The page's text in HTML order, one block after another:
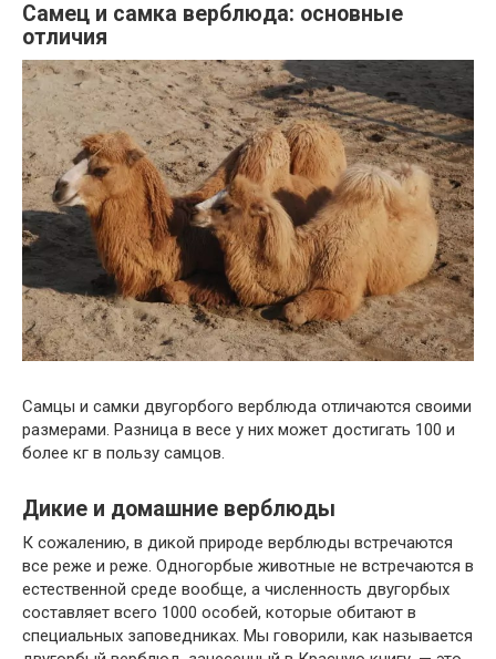
Самец и самка верблюда: основные
отличия
Самцы и самки двугорбого верблюда отличаются своими
размерами. Разница в весе у них может достигать 100 и
более кг в пользу самцов.
Дикие и домашние верблюды
К сожалению, в дикой природе верблюды встречаются
все реже и реже. Одногорбые животные не встречаются в
естественной среде вообще, а численность двугорбых
составляет всего 1000 особей, которые обитают в
специальных заповедниках. Мы говорили, как называется